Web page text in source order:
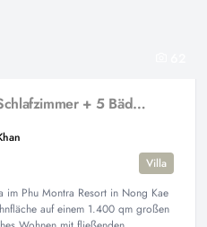
480 qm Wohnfläche / 5 Schlafzimmer + 5 Bäder / 1.400 qm Grundstück
Villa
Phu Montra Resort in Nong Kae
auf einem 1.400 qm großen